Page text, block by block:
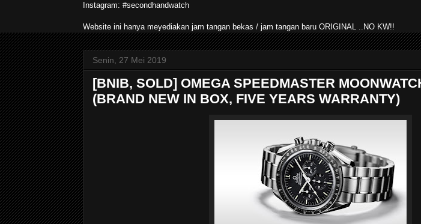
Instagram: #secondhandwatch
Website ini hanya meyediakan jam tangan bekas / jam tangan baru ORIGINAL ..NO KW!!
Senin, 27 Mei 2019
[BNIB, SOLD] OMEGA SPEEDMASTER
(BRAND NEW IN BOX, FIVE YEARS WARRANTY)